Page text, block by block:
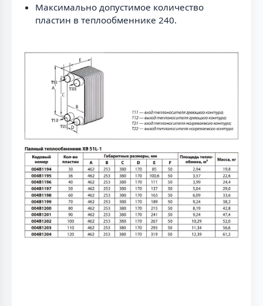
Максимально допустимое количество
пластин в теплообменнике 240.